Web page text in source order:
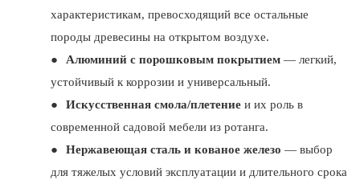
характеристикам, превосходящий все остальные
породы древесины на открытом воздухе.
●
Алюминий с порошковым покрытием — легкий,
устойчивый к коррозии и универсальный.
●
Искусственная смола/плетение и их роль в
современной садовой мебели из ротанга.
●
Нержавеющая сталь и кованое железо — выбор
для тяжелых условий эксплуатации и длительного срока